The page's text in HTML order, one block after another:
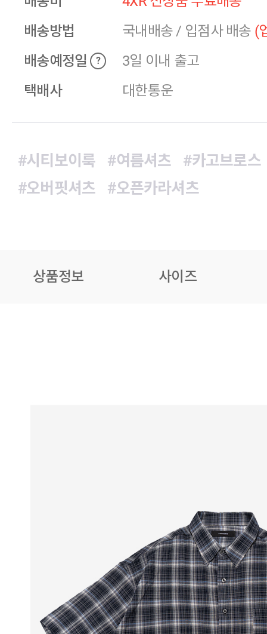
배송방법
국내배송 / 입점사 배송 (
배송예정일
?
3일 이내 출고
택배사
대한통운
#시티보이룩 #여름셔츠
#카고브로스
#오버핏셔츠
#오픈카라셔츠
상품정보 사이즈